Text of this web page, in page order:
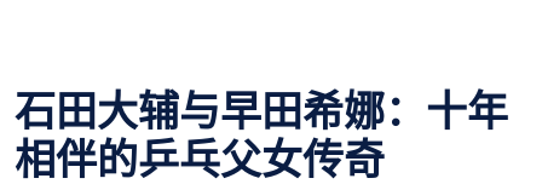
石田大辅与早田希娜：十年
相伴的乒乓父女传奇